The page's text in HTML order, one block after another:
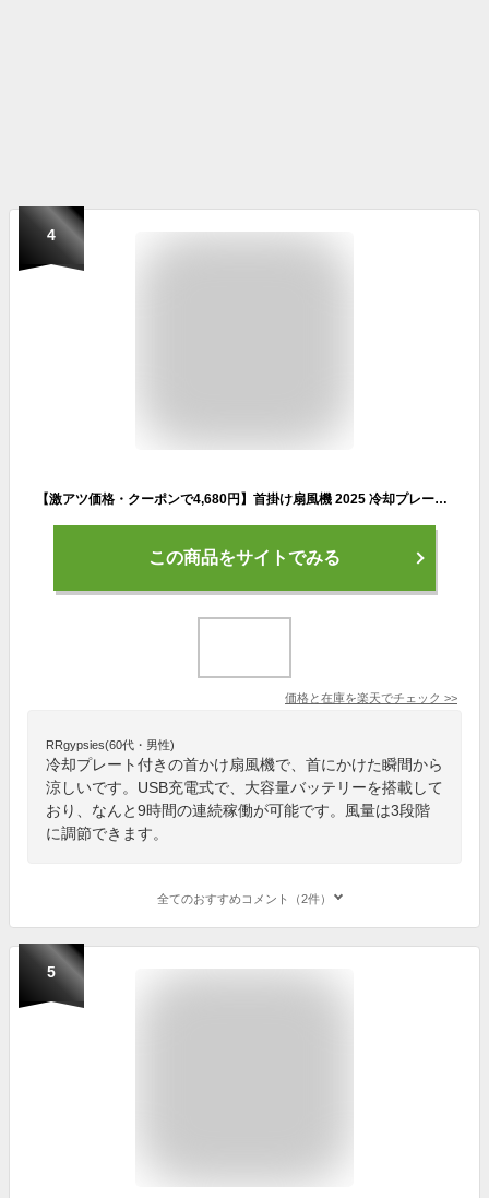
4
【激アツ価格・クーポンで4,680円】首掛け扇風機 2025 冷却プレート付 首かけ 扇風機 瞬間冷感 ネッククーラー 羽なし 携帯扇風機 USB充電式 ネックファン 小型 軽量 大風量 ファン 首かけ クール 冷感 2400mAh 9H長時間稼働 3段階風量 夏対策 ギフト 送料無料
この商品をサイトでみる
価格と在庫を楽天でチェック >>
RRgypsies(60代・男性)
冷却プレート付きの首かけ扇風機で、首にかけた瞬間から
涼しいです。USB充電式で、大容量バッテリーを搭載して
おり、なんと9時間の連続稼働が可能です。風量は3段階
に調節できます。
全てのおすすめコメント（2件）
5